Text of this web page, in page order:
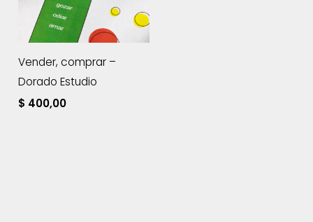
Vender, comprar –
Dorado Estudio
$ 400,00